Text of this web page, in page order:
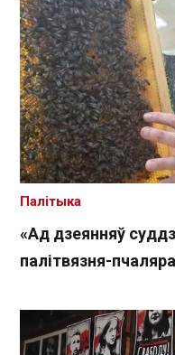
«Ад дзеянняў
палітвязня-пчаляра
Палітыка